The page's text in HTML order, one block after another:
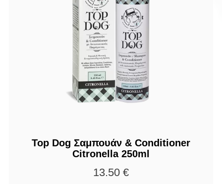
Top Dog Σαμπουάν & Conditioner
Citronella 250ml
13.50 €